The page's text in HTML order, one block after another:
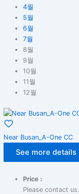
4월
5월
6월
7월
8월
9월
10월
11월
12월
Near Busan_A-One CC
See more details
Price :
Please contact us.